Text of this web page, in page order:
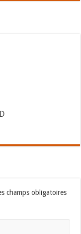
champs obligatoires